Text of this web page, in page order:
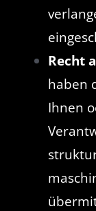
Recht
haben
Ihnen